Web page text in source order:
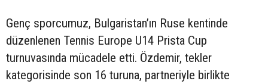
Genç sporcumuz, Bulgaristan’ın Ruse kentinde
düzenlenen Tennis Europe U14 Prista Cup
turnuvasında mücadele etti. Özdemir, tekler
kategorisinde son 16 turuna, partneriyle birlikte